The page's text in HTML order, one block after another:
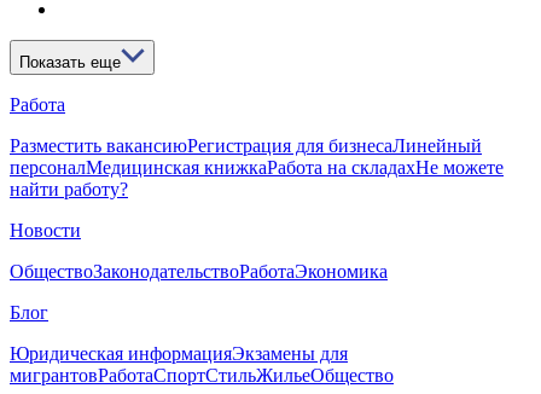
Показать еще
Работа
Разместить вакансиюРегистрация для бизнесаЛинейный
персоналМедицинская книжкаРабота на складахНе можете
найти работу?
Новости
ОбществоЗаконодательствоРаботаЭкономика
Блог
Юридическая информацияЭкзамены для
мигрантовРаботаСпортСтильЖильеОбщество